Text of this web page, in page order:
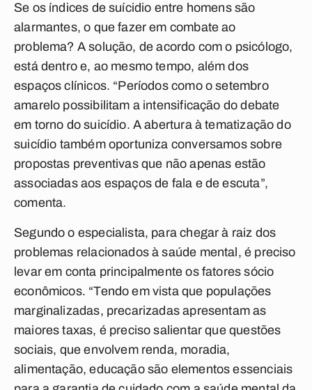
Se os índices de suícidio entre homens são
alarmantes, o que fazer em combate ao
problema? A solução, de acordo com o psicólogo,
está dentro e, ao mesmo tempo, além dos
espaços clínicos. “Períodos como o setembro
amarelo possibilitam a intensificação do debate
em torno do suicídio. A abertura à tematização do
suicídio também oportuniza conversamos sobre
propostas preventivas que não apenas estão
associadas aos espaços de fala e de escuta”,
comenta.
Segundo o especialista, para chegar à raiz dos
problemas relacionados à saúde mental, é preciso
levar em conta principalmente os fatores sócio
econômicos. “Tendo em vista que populações
marginalizadas, precarizadas apresentam as
maiores taxas, é preciso salientar que questões
sociais, que envolvem renda, moradia,
alimentação, educação são elementos essenciais